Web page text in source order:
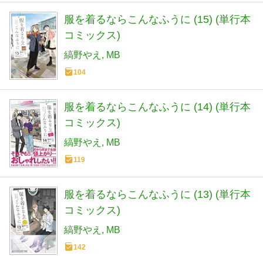
服を着るならこんなふうに (15) (単行本
コミックス)
縞野やえ MB
104
服を着るならこんなふうに (14) (単行本
コミックス)
縞野やえ MB
119
服を着るならこんなふうに (13) (単行本
コミックス)
縞野やえ MB
142